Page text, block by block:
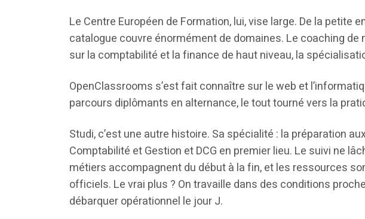
Le Centre Européen de Formation, lui, vise large. De la petite
catalogue couvre énormément de domaines. Le coaching de
sur la comptabilité et la finance de haut niveau, la
OpenClassrooms s’est fait connaître sur le web et
parcours diplômants en alternance, le tout tourné vers la
Studi, c’est une autre histoire. Sa spécialité : la préparation
Comptabilité et Gestion et DCG en premier lieu. Le suivi ne
métiers accompagnent du début à la fin, et les ressources
officiels. Le vrai plus ? On travaille dans des conditions
débarquer opérationnel le jour J.